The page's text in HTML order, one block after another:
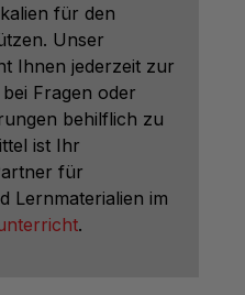
für den
Unser
Ihnen jederzeit zur
Fragen oder
behilflich zu
ist Ihr
für
Lernmaterialien im
.